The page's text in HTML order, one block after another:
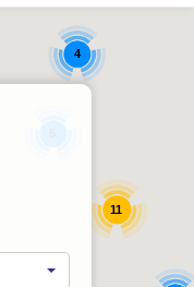
11
5
4